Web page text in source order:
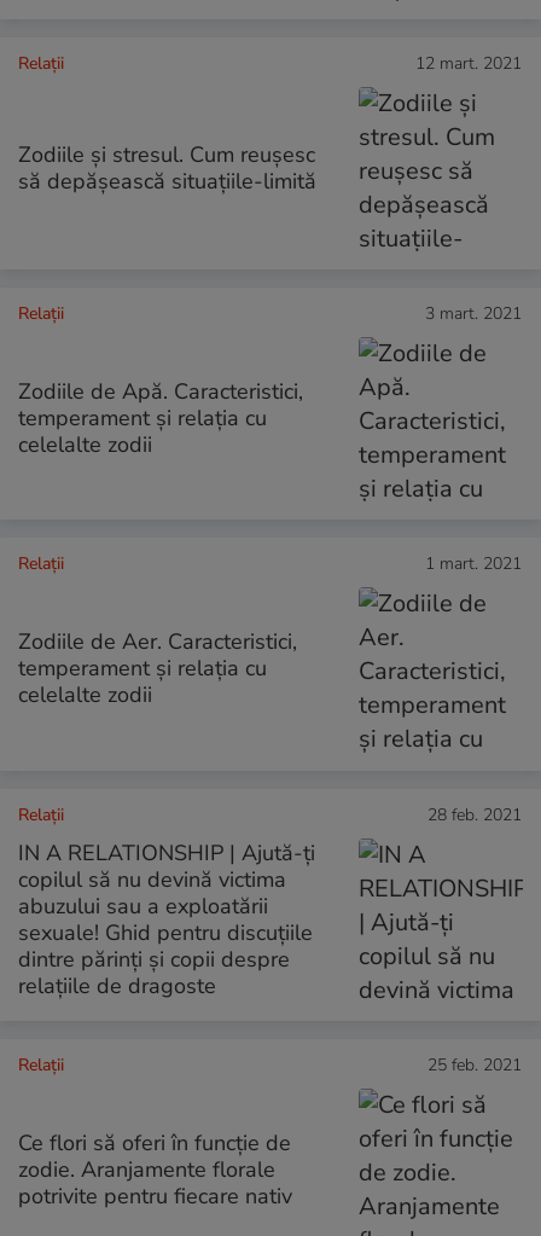
Relații 12 mart. 2021
Zodiile și stresul. Cum reușesc
să depășească situațiile-limită
Relații 3 mart. 2021
Zodiile de Apă. Caracteristici,
temperament și relația cu
celelalte zodii
Relații 1 mart. 2021
Zodiile de Aer. Caracteristici,
temperament și relația cu
celelalte zodii
Relații 28 feb. 2021
IN A RELATIONSHIP | Ajută-ți
copilul să nu devină victima
abuzului sau a exploatării
sexuale! Ghid pentru discuțiile
dintre părinți și copii despre
relațiile de dragoste
Relații 25 feb. 2021
Ce flori să oferi în funcție de
zodie. Aranjamente florale
potrivite pentru fiecare nativ